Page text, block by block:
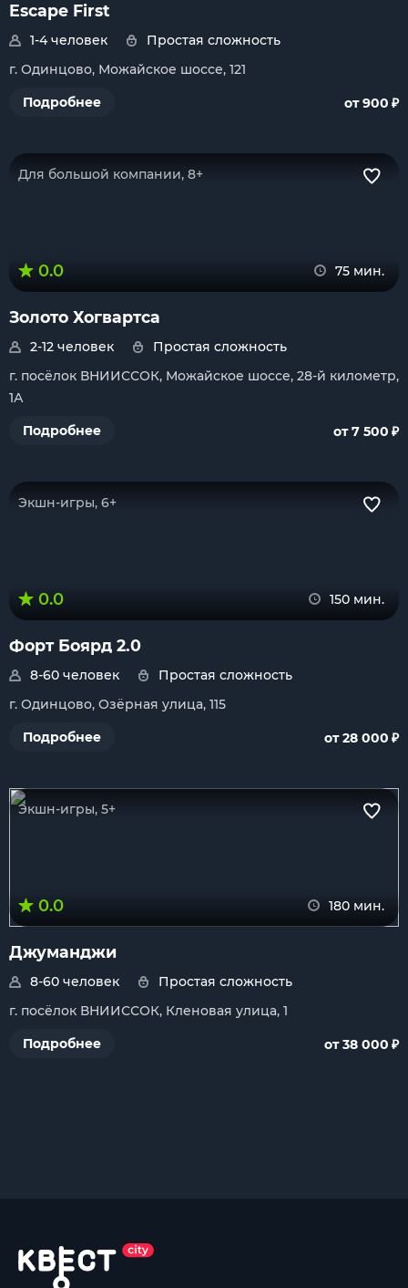
Escape First
1-4 человек
Простая сложность
г. Одинцово, Можайское шоссе, 121
Подробнее
от 900 ₽
Для большой компании, 8+
0.0 75 мин.
Золото Хогвартса
2-12 человек
Простая сложность
г. посёлок ВНИИССОК, Можайское шоссе, 28-й километр,
1А
Подробнее
от 7 500 ₽
Экшн-игры, 6+
0.0 150 мин.
Форт Боярд 2.0
8-60 человек
Простая сложность
г. Одинцово, Озёрная улица, 115
Подробнее
от 28 000 ₽
Экшн-игры, 5+
0.0 180 мин.
Джуманджи
8-60 человек
Простая сложность
г. посёлок ВНИИССОК, Кленовая улица, 1
Подробнее
от 38 000 ₽